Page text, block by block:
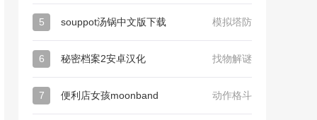
5 souppot汤锅中文版下载 模拟塔防
6 秘密档案2安卓汉化 找物解谜
7 便利店女孩moonband 动作格斗